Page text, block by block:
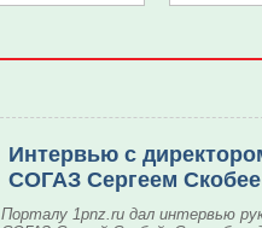
Интервью с
СОГАЗ Сергеем
Порталу 1pnz.ru дал интервью